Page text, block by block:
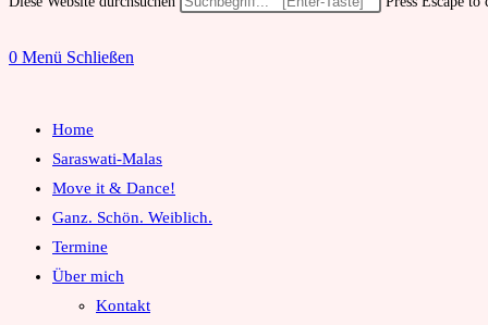
0 Menü Schließen
Home
Saraswati-Malas
Move it & Dance!
Ganz. Schön. Weiblich.
Termine
Über mich
Kontakt